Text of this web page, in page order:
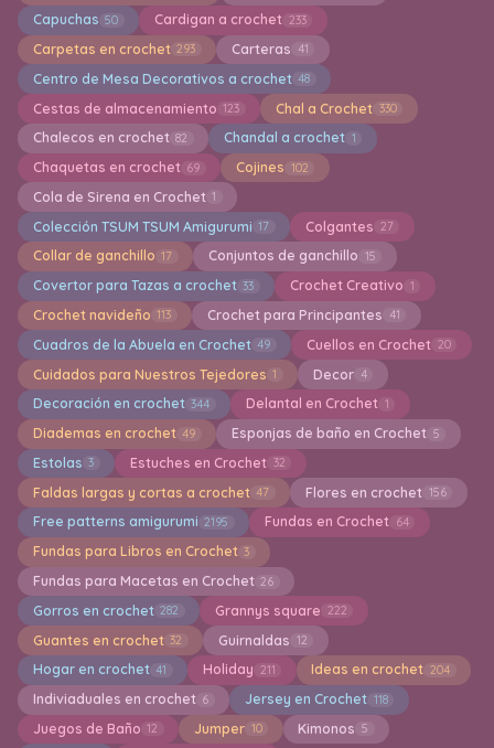
Capuchas 50 Cardigan a crochet 233
Carpetas en crochet 293 Carteras 41
Centro de Mesa Decorativos a crochet 48
Cestas de almacenamiento 123 Chal a Crochet 330
Chalecos en crochet 82 Chandal a crochet 1
Chaquetas en crochet 69 Cojines 102
Cola de Sirena en Crochet 1
Colección TSUM TSUM Amigurumi 17 Colgantes 27
Collar de ganchillo 17 Conjuntos de ganchillo 15
Covertor para Tazas a crochet 33 Crochet Creativo 1
Crochet navideño 113 Crochet para Principantes 41
Cuadros de la Abuela en Crochet 49 Cuellos en Crochet 20
Cuidados para Nuestros Tejedores 1 Decor 4
Decoración en crochet 344 Delantal en Crochet 1
Diademas en crochet 49 Esponjas de baño en Crochet 5
Estolas 3 Estuches en Crochet 32
Faldas largas y cortas a crochet 47 Flores en crochet 156
Free patterns amigurumi 2195 Fundas en Crochet 64
Fundas para Libros en Crochet 3
Fundas para Macetas en Crochet 26
Gorros en crochet 282 Grannys square 222
Guantes en crochet 32 Guirnaldas 12
Hogar en crochet 41 Holiday 211 Ideas en crochet 204
Indiviaduales en crochet 6 Jersey en Crochet 118
Juegos de Baño 12 Jumper 10 Kimonos 5